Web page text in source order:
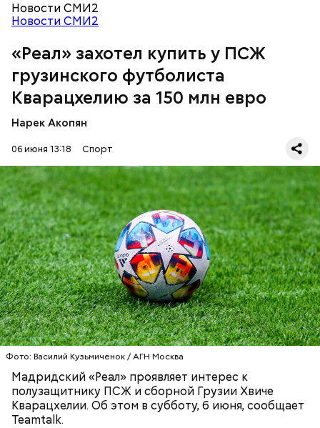
Новости СМИ2
Новости СМИ2
«Реал» захотел купить у ПСЖ
грузинского футболиста
Кварацхелию за 150 млн евро
Нарек Акопян
06 июня 13:18 Спорт
Фото: Василий Кузьмиченок / АГН Москва
Мадридский «Реал» проявляет интерес к
полузащитнику ПСЖ и сборной Грузии Хвиче
Кварацхелии. Об этом в субботу, 6 июня, сообщает
Teamtalk.
Ранее глава клуба анонсировал возможный
крупный трансфер, не называя имени футболиста.
ФУТБОЛ ГРУЗИЯ ДЕНЬГИ
Групповой этап: 11 июня — 27 июня.
1/16 финала: 28 июня — 3 июля.
1/8 финала: 4–7 июля.
Четвертьфиналы: 9–11 июля.
Полуфиналы: 14–15 июля.
Матч за третье место: 18 июля.
Финал: 19 июля.
Фото: Shutterstock